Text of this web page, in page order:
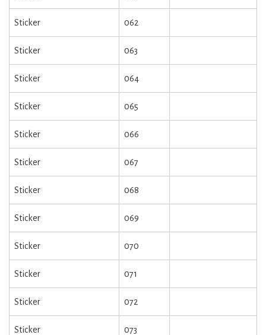
Sticker 062
Sticker 063
Sticker 064
Sticker 065
Sticker 066
Sticker 067
Sticker 068
Sticker 069
Sticker 070
Sticker 071
Sticker 072
Sticker 073